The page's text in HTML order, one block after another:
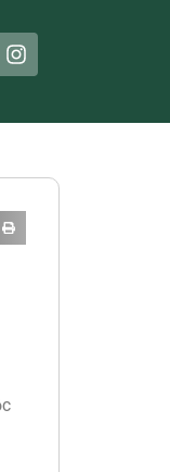
I
n
a
r
m